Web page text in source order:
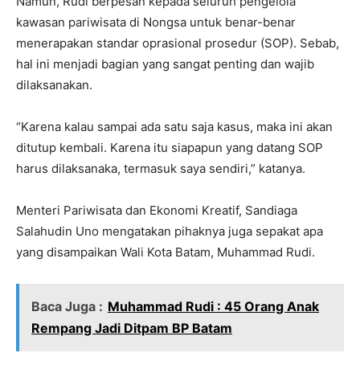
kawasan pariwisata di Nongsa untuk benar-benar
menerapakan standar oprasional prosedur (SOP). Sebab,
hal ini menjadi bagian yang sangat penting dan wajib
dilaksanakan.
“Karena kalau sampai ada satu saja kasus, maka ini akan
ditutup kembali. Karena itu siapapun yang datang SOP
harus dilaksanaka, termasuk saya sendiri,” katanya.
Menteri Pariwisata dan Ekonomi Kreatif, Sandiaga
Salahudin Uno mengatakan pihaknya juga sepakat apa
yang disampaikan Wali Kota Batam, Muhammad Rudi.
Baca Juga : Muhammad Rudi : 45 Orang Anak
Rempang Jadi Ditpam BP Batam